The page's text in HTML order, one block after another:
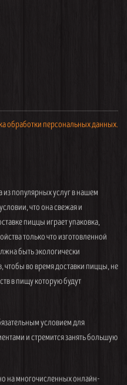
обработки персональных данных.
популярных услуг в нашем
что она свежая и
пиццы играет упаковка,
только что изготовленной
быть экологически
чтобы во время доставки пиццы, не
в пищу которую будут
условием для
и стремится занять большую
на многочисленных онлайн-